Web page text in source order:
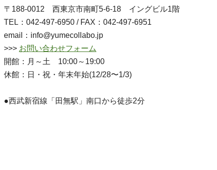
〒188-0012 西東京市南町5-6-18 イングビル1階
TEL：042-497-6950 / FAX：042-497-6951
email：info@yumecollabo.jp
>>> お問い合わせフォーム
開館：月～土 10:00～19:00
休館：日・祝・年末年始(12/28〜1/3)
●西武新宿線「田無駅」南口から徒歩2分